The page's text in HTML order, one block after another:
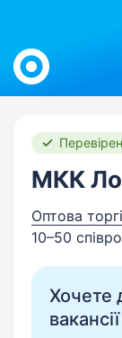
Work.ua
МКК
Оптова
10–50
Хочете